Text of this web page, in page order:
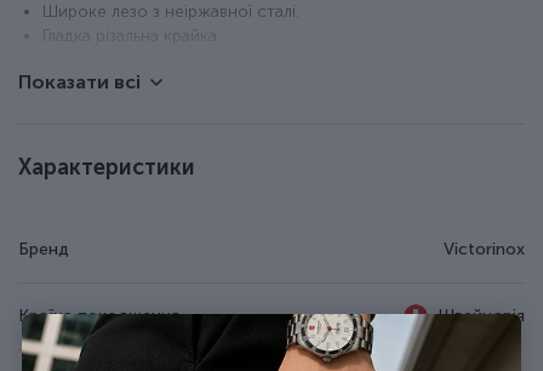
Широке лезо з неіржавної сталі.
Гладка різальна крайка.
Можна мити в посудомийній машині.
Показати всі
Характеристики
Бренд Victorinox
Країна походження Швейцарія